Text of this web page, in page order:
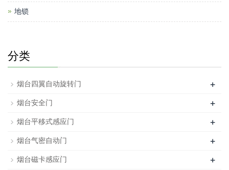
地锁
分类
烟台四翼自动旋转门 +
烟台安全门 +
烟台平移式感应门 +
烟台气密自动门 +
烟台磁卡感应门 +